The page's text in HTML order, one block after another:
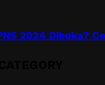
2024 Dibuka?